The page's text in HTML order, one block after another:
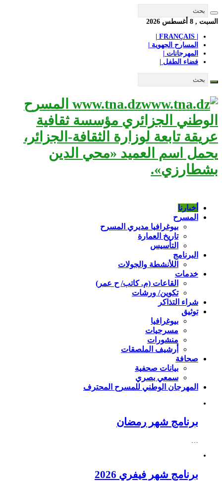
السبت , 8 أغسطس 2026
المسارح الجهوية |
المهرجانات |
فضاء الطفل |
www.tna.dz المسرح
الوطني الجزائري مؤسسة ثقافية
عريقة تابعة لوزارة الثقافة-الجزائر،
يحمل اسم العميد «محي الدين
بشطارزي».
أخبارنا
المسرح
بيوغرافيا مديري المسرح
تاريخ العمارة
التأسيس
البرنامج
اللأنشطة والجولات
خدمات
القاعات (م. كاتب/ ح عمر)
تكوين/ ورشات
شراء التذاكر
توثيق
بيوغرافيا
مسرحيات
منشورات
أرشيف الملصقات
صحافة
بيانات صحفية
سمعي بصري
المهرجان الوطني للمسرح المحترف
برنامج شهر رمضان
…
برنامج شهر فيفري 2026